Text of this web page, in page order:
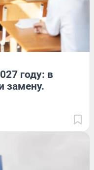
году: в
замену.